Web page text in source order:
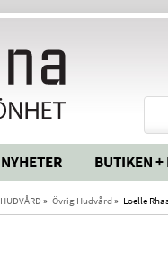
NYHETER BUTIKEN +
HUDVÅRD» Övrig Hudvård» Loelle